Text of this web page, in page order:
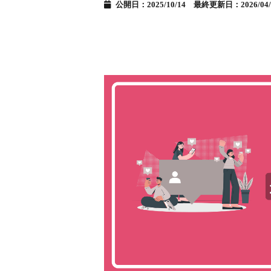
公開日：2025/10/14 最終更新日：2026/